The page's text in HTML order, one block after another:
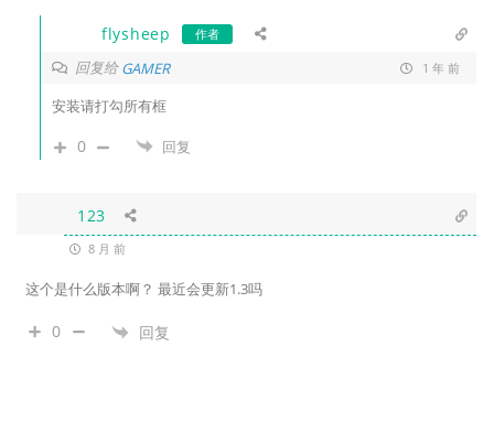
flysheep 作者
回复给GAMER 1 年 前
安装请打勾所有框
0 回复
123
8 月 前
这个是什么版本啊？ 最近会更新1.3吗
0 回复